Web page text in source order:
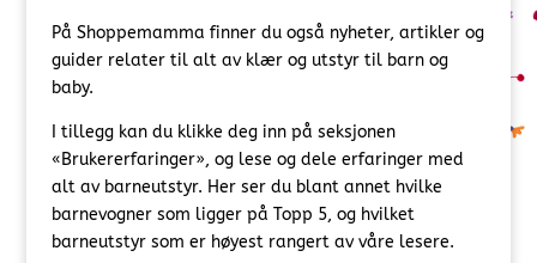
På Shoppemamma finner du også nyheter, artikler og
guider relater til alt av klær og utstyr til barn og
baby.
I tillegg kan du klikke deg inn på seksjonen
«Brukererfaringer», og lese og dele erfaringer med
alt av barneutstyr. Her ser du blant annet hvilke
barnevogner som ligger på Topp 5, og hvilket
barneutstyr som er høyest rangert av våre lesere.